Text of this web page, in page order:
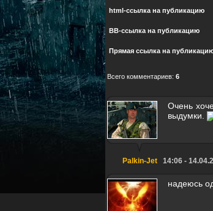
html-cсылка на публикацию
BB-cсылка на публикацию
Прямая ссылка на
Всего комментариев: 6
Очень
выдумки.
Palkin-Jet14:06 -
надеюсь